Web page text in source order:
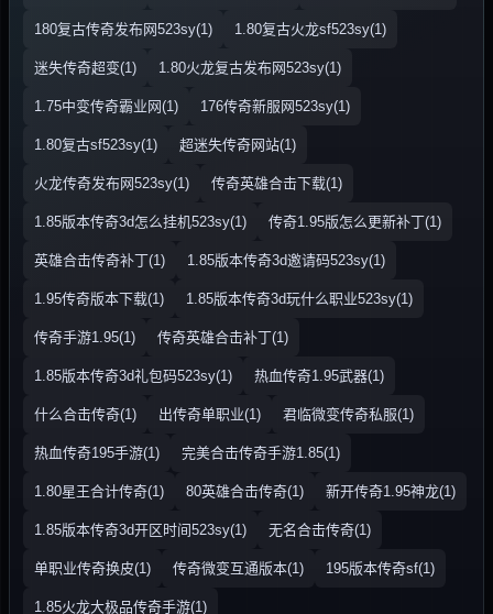
180复古传奇发布网523sy(1) 1.80复古火龙sf523sy(1)
迷失传奇超变(1) 1.80火龙复古发布网523sy(1)
1.75中变传奇霸业网(1) 176传奇新服网523sy(1)
1.80复古sf523sy(1) 超迷失传奇网站(1)
火龙传奇发布网523sy(1) 传奇英雄合击下载(1)
1.85版本传奇3d怎么挂机523sy(1) 传奇1.95版怎么更新补丁(1)
英雄合击传奇补丁(1) 1.85版本传奇3d邀请码523sy(1)
1.95传奇版本下载(1) 1.85版本传奇3d玩什么职业523sy(1)
传奇手游1.95(1) 传奇英雄合击补丁(1)
1.85版本传奇3d礼包码523sy(1) 热血传奇1.95武器(1)
什么合击传奇(1) 出传奇单职业(1) 君临微变传奇私服(1)
热血传奇195手游(1) 完美合击传奇手游1.85(1)
1.80星王合计传奇(1) 80英雄合击传奇(1) 新开传奇1.95神龙(1)
1.85版本传奇3d开区时间523sy(1) 无名合击传奇(1)
单职业传奇换皮(1) 传奇微变互通版本(1) 195版本传奇sf(1)
1.85火龙大极品传奇手游(1)